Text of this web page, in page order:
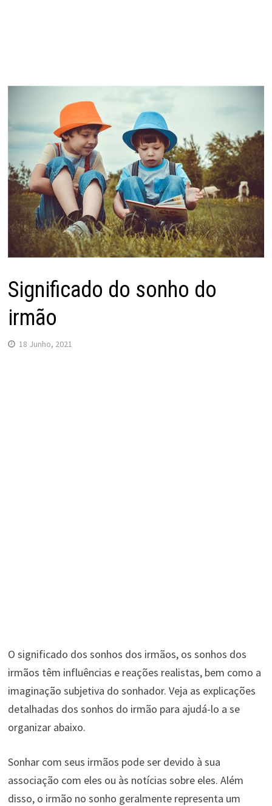
Significado do sonho do
irmão
18 Junho, 2021
O significado dos sonhos dos irmãos, os sonhos dos
irmãos têm influências e reações realistas, bem como a
imaginação subjetiva do sonhador. Veja as explicações
detalhadas dos sonhos do irmão para ajudá-lo a se
organizar abaixo.
Sonhar com seus irmãos pode ser devido à sua
associação com eles ou às notícias sobre eles. Além
disso, o irmão no sonho geralmente representa um